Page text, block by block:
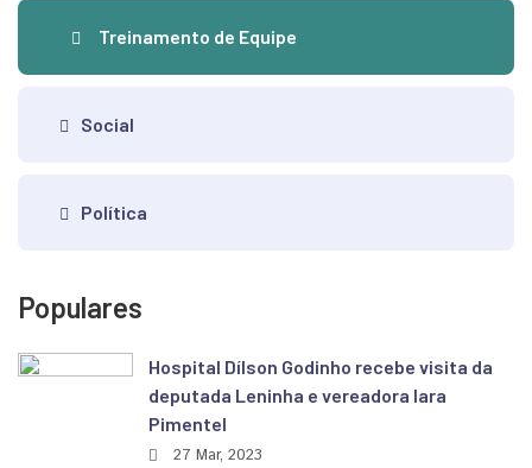
Treinamento de Equipe
Social
Política
Populares
Hospital Dílson Godinho recebe visita da
deputada Leninha e vereadora Iara
Pimentel
27 Mar, 2023